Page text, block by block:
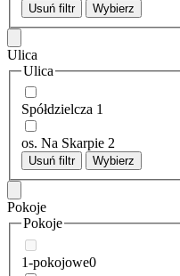
Usuń filtr Wybierz
Ulica
Ulica
Spółdzielcza 1
os. Na Skarpie 2
Usuń filtr Wybierz
Pokoje
Pokoje
1-pokojowe0